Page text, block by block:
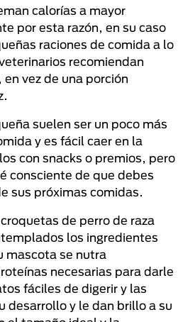
calorías a mayor
por esta razón, en su caso
raciones de comida a lo
recomiendan
vez de una porción
suelen ser un poco más
y es fácil caer en la
con snacks o premios, pero
consciente de que debes
sus próximas comidas.
de perro de raza
los ingredientes
mascota se nutra
necesarias para darle
fáciles de digerir y las
desarrollo y le dan brillo a su